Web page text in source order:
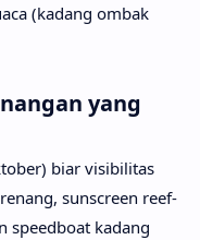
(kadang ombak
yang
biar visibilitas
sunscreen reef-
speedboat kadang